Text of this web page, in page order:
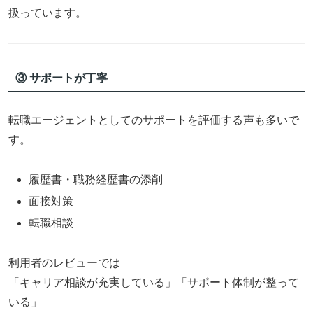
扱っています。
③ サポートが丁寧
転職エージェントとしてのサポートを評価する声も多いで
す。
履歴書・職務経歴書の添削
面接対策
転職相談
利用者のレビューでは
「キャリア相談が充実している」「サポート体制が整って
いる」